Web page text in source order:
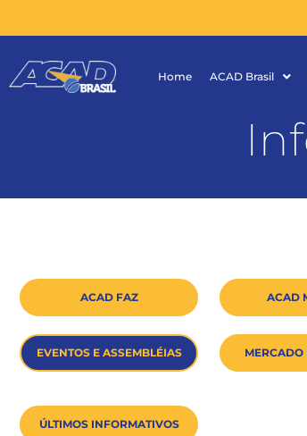
Home ACAD Brasil
ACAD FAZ ACAD
EVENTOS E ASSEMBLÉIAS MERCADO
ÚLTIMOS INFORMATIVOS